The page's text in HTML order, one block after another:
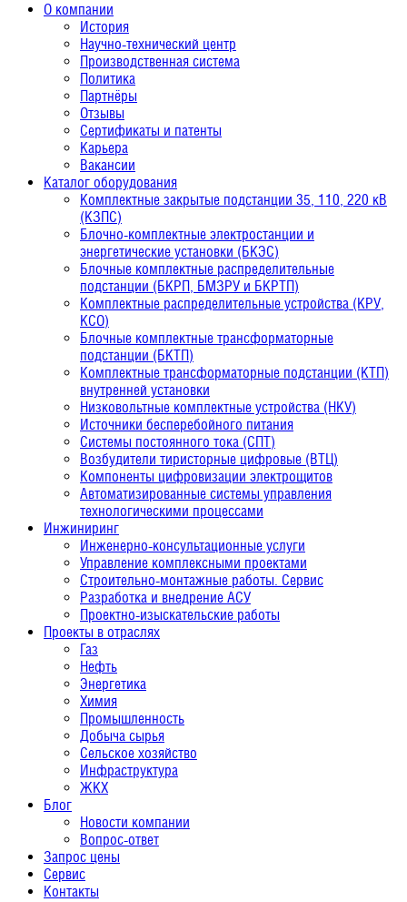
О компании
История
Научно-технический центр
Производственная система
Политика
Партнёры
Отзывы
Сертификаты и патенты
Карьера
Вакансии
Каталог оборудования
Комплектные закрытые подстанции 35, 110, 220 кВ
(КЗПС)
Блочно-комплектные электростанции и
энергетические установки (БКЭС)
Блочные комплектные распределительные
подстанции (БКРП, БМЗРУ и БКРТП)
Комплектные распределительные устройства (КРУ,
КСО)
Блочные комплектные трансформаторные
подстанции (БКТП)
Комплектные трансформаторные подстанции (КТП)
внутренней установки
Низковольтные комплектные устройства (НКУ)
Источники бесперебойного питания
Системы постоянного тока (СПТ)
Возбудители тиристорные цифровые (ВТЦ)
Компоненты цифровизации электрощитов
Автоматизированные системы управления
технологическими процессами
Инжиниринг
Инженерно-консультационные услуги
Управление комплексными проектами
Строительно-монтажные работы. Сервис
Разработка и внедрение АСУ
Проектно-изыскательские работы
Проекты в отраслях
Газ
Нефть
Энергетика
Химия
Промышленность
Добыча сырья
Сельское хозяйство
Инфраструктура
ЖКХ
Блог
Новости компании
Вопрос-ответ
Запрос цены
Сервис
Контакты